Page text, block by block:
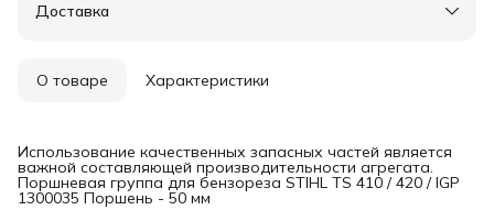
Удобный возврат
Доставка
О товаре Характеристики
Использование качественных запасных частей является
важной составляющей производительности агрегата.
Поршневая группа для бензореза STIHL TS 410 / 420 / IGP
1300035 Поршень - 50 мм